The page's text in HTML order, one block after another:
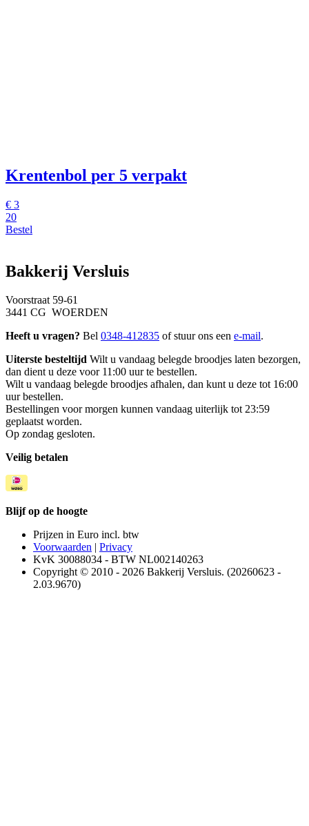
Krentenbol per 5 verpakt
€ 3
20
Bestel
Bakkerij Versluis
Voorstraat 59-61
3441 CG WOERDEN
Heeft u vragen? Bel 0348-412835 of stuur ons een e-mail.
Uiterste besteltijd Wilt u vandaag belegde broodjes laten bezorgen,
dan dient u deze voor 11:00 uur te bestellen.
Wilt u vandaag belegde broodjes afhalen, dan kunt u deze tot 16:00
uur bestellen.
Bestellingen voor morgen kunnen vandaag uiterlijk tot 23:59
geplaatst worden.
Op zondag gesloten.
Veilig betalen
Blijf op de hoogte
Prijzen in Euro incl. btw
Voorwaarden | Privacy
KvK 30088034 - BTW NL002140263
Copyright © 2010 - 2026 Bakkerij Versluis. (20260623 -
2.03.9670)